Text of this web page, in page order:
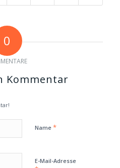
0
Kommentar
Name *
E-Mail-Adresse